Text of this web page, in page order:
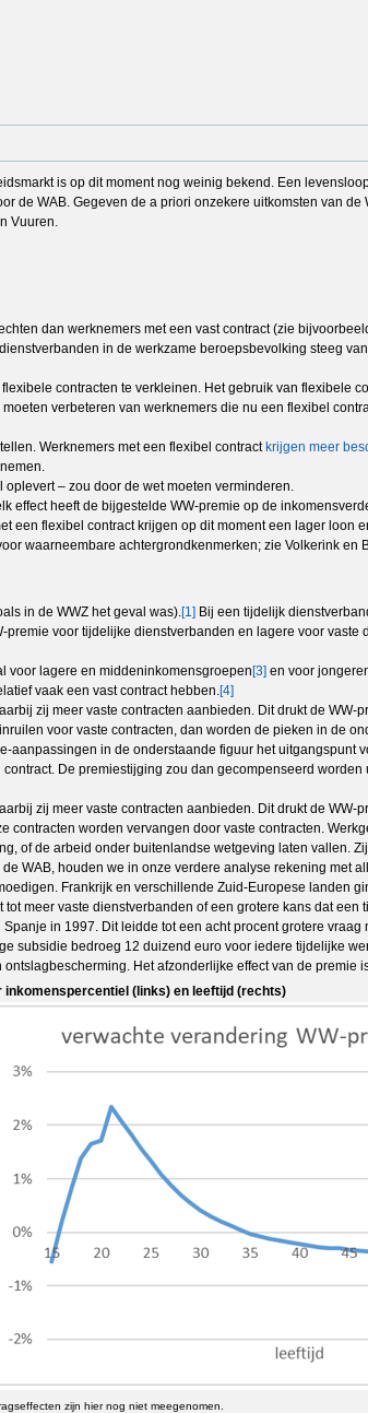
is op dit moment nog weinig bekend. Een
de WAB. Gegeven de a priori onzekere uitkomsten van
Vuuren.
dan werknemers met een vast contract (zie
in de werkzame beroepsbevolking steeg
contracten te verkleinen. Het gebruik van flexibele
verbeteren van werknemers die nu een flexibel
Werknemers met een flexibel contract krijgen meer
– zou door de wet moeten verminderen.
effect heeft de bijgestelde WW-premie op de
flexibel contract krijgen op dit moment een lager
waarneembare achtergrondkenmerken; zie Volkerink
in de WWZ het geval was).[1] Bij een tijdelijk
voor tijdelijke dienstverbanden en lagere voor
voor lagere en middeninkomensgroepen [3] en voor
vaak een vast contract hebben.[4]
zij meer vaste contracten aanbieden. Dit drukt de
voor vaste contracten, dan worden de pieken in de
in de onderstaande figuur het
De premiestijging zou dan gecompenseerd
zij meer vaste contracten aanbieden. Dit drukt de
worden vervangen door vaste contracten.
of de arbeid onder buitenlandse wetgeving laten vallen.
WAB, houden we in onze verdere analyse rekening met
Frankrijk en verschillende Zuid-Europese landen
meer vaste dienstverbanden of een grotere kans dat
in 1997. Dit leidde tot een acht procent grotere
subsidie bedroeg 12 duizend euro voor iedere tijdelijke
Het afzonderlijke effect van de premie
inkomenspercentiel (links) en leeftijd (rechts)
zijn hier nog niet meegenomen.